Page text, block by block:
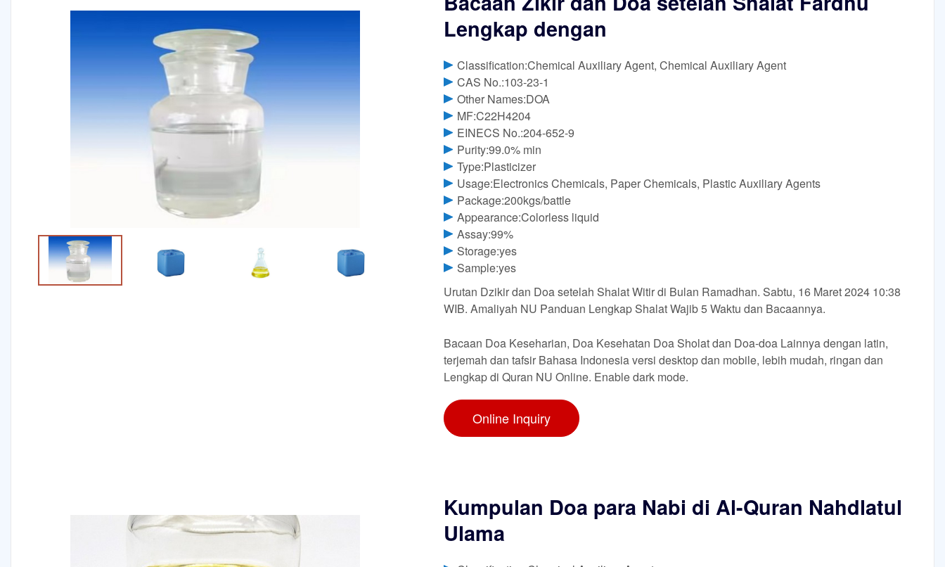
Lengkap dengan
Classification:Chemical Auxiliary Agent, Chemical Auxiliary Agent
CAS No.:103-23-1
Other Names:DOA
MF:C22H4204
EINECS No.:204-652-9
Purity:99.0% min
Type:Plasticizer
Usage:Electronics Chemicals, Paper Chemicals, Plastic Auxiliary Agents
Package:200kgs/battle
Appearance:Colorless liquid
Assay:99%
Storage:yes
Sample:yes
Urutan Dzikir dan Doa setelah Shalat Witir di Bulan Ramadhan. Sabtu, 16 Maret 2024 10:38
WIB. Amaliyah NU Panduan Lengkap Shalat Wajib 5 Waktu dan Bacaannya.
Bacaan Doa Keseharian, Doa Kesehatan Doa Sholat dan Doa-doa Lainnya dengan latin,
terjemah dan tafsir Bahasa Indonesia versi desktop dan mobile, lebih mudah, ringan dan
Lengkap di Quran NU Online. Enable dark mode.
Online Inquiry
Kumpulan Doa para Nabi di Al-Quran Nahdlatul
Ulama